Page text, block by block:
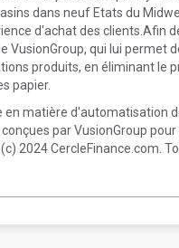
dans neuf Etats du
d'achat des clients.Afin
VusionGroup, qui lui permet
produits, en éliminant le
papier.
matière d'automatisation
par VusionGroup
2024 CercleFinance.com.